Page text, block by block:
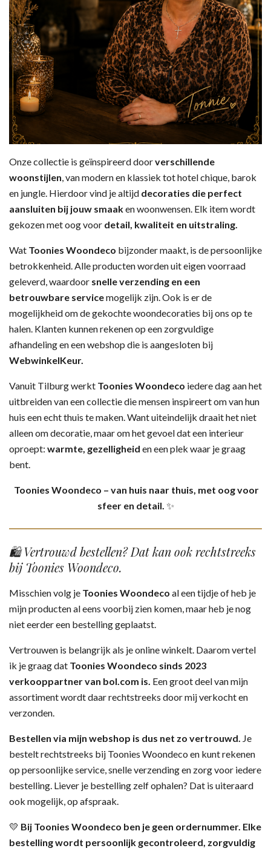
Onze collectie is geïnspireerd doorverschillende
woonstijlen , van modern en klassiek tot hotel chique, barok
en jungle. Hierdoor vind je altijd decoraties die perfect
aansluiten bij jouw smaaken woonwensen. Elk item wordt
gekozen met oog voor detail, kwaliteit en uitstraling.
Wat Toonies Woondeco bijzonder maakt, is de persoonlijke
betrokkenheid. Alle producten worden uit eigen voorraad
geleverd, waardoor snelle verzending en een
betrouwbare servicemogelijk zijn. Ook is er de
mogelijkheid om de gekochte woondecoraties bij ons op te
halen. Klanten kunnen rekenen op een zorgvuldige
afhandeling en een webshop die is aangesloten bij
WebwinkelKeur.
Vanuit Tilburg werkt Toonies Woondeco iedere dag aan het
uitbreiden van een collectie die mensen inspireert om van hun
huis een echt thuis te maken. Want uiteindelijk draait het niet
alleen om decoratie, maar om het gevoel dat een interieur
oproept: warmte, gezelligheid en een plek waar je graag
bent.
Toonies Woondeco – van huis naar thuis, met oog voor
sfeer en detail. ✨
🛍️ Vertrouwd bestellen? Dat kan ook rechtstreeks
bij Toonies Woondeco.
Misschien volg je Toonies Woondeco al een tijdje of heb je
mijn producten al eens voorbij zien komen, maar heb je nog
niet eerder een bestelling geplaatst.
Vertrouwen is belangrijk als je online winkelt. Daarom vertel
ik je graag dat Toonies Woondeco sinds 2023
verkooppartner van bol.com is. Een groot deel van mijn
assortiment wordt daar rechtstreeks door mij verkocht en
verzonden.
Bestellen via mijn webshop is dus net zo vertrouwd. Je
bestelt rechtstreeks bij Toonies Woondeco en kunt rekenen
op persoonlijke service, snelle verzending en zorg voor iedere
bestelling. Liever je bestelling zelf ophalen? Dat is uiteraard
ook mogelijk, op afspraak.
💛 Bij Toonies Woondeco ben je geen ordernummer. Elke
bestelling wordt persoonlijk gecontroleerd, zorgvuldig